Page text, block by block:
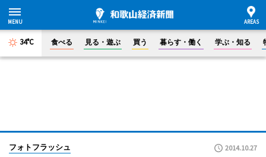
34°C 食べる 見る・遊ぶ 買う 暮らす・働く 学ぶ・知る
フォトフラッシュ 2014.10.27